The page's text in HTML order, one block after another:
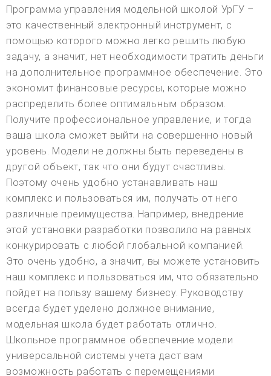
Программа управления модельной школой УрГУ –
это качественный электронный инструмент, с
помощью которого можно легко решить любую
задачу, а значит, нет необходимости тратить деньги
на дополнительное программное обеспечение. Это
экономит финансовые ресурсы, которые можно
распределить более оптимальным образом.
Получите профессиональное управление, и тогда
ваша школа сможет выйти на совершенно новый
уровень. Модели не должны быть переведены в
другой объект, так что они будут счастливы.
Поэтому очень удобно устанавливать наш
комплекс и пользоваться им, получать от него
различные преимущества. Например, внедрение
этой установки разработки позволило на равных
конкурировать с любой глобальной компанией.
Это очень удобно, а значит, вы можете установить
наш комплекс и пользоваться им, что обязательно
пойдет на пользу вашему бизнесу. Руководству
всегда будет уделено должное внимание,
модельная школа будет работать отлично.
Школьное программное обеспечение модели
универсальной системы учета даст вам
возможность работать с перемещениями